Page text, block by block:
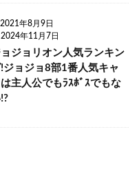
2021年8月9日
2024年11月7日
ジョリオン人気ランキン
ジョジョ8部1番人気キャ
主人公でもﾗｽﾎﾞｽでもな